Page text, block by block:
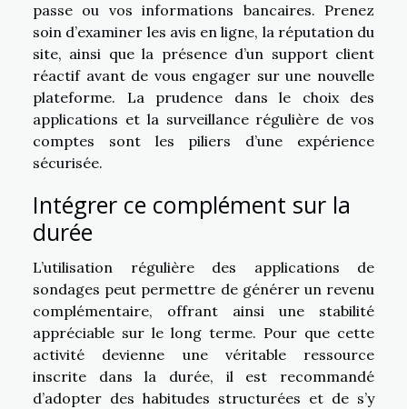
passe ou vos informations bancaires. Prenez
soin d’examiner les avis en ligne, la réputation du
site, ainsi que la présence d’un support client
réactif avant de vous engager sur une nouvelle
plateforme. La prudence dans le choix des
applications et la surveillance régulière de vos
comptes sont les piliers d’une expérience
sécurisée.
Intégrer ce complément sur la
durée
L’utilisation régulière des applications de
sondages peut permettre de générer un revenu
complémentaire, offrant ainsi une stabilité
appréciable sur le long terme. Pour que cette
activité devienne une véritable ressource
inscrite dans la durée, il est recommandé
d’adopter des habitudes structurées et de s’y